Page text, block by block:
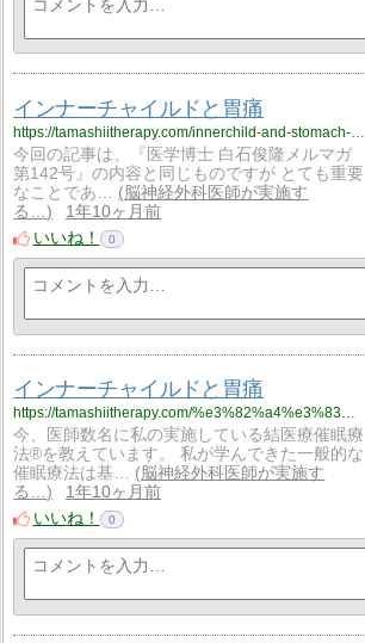
インナーチャイルドと胃痛
https://tamashiitherapy.com/innerchild-and-stomach-pain-5236
今回の記事は、『医学博士 白石俊隆メルマガ
第142号』の内容と同じものですが とても重要
なことであ…
脳神経外科医師が実施す
る…
1年10ヶ月前
いいね！
0
インナーチャイルドと胃痛
https://tamashiitherapy.com/%e3%82%a4%e3%83%b3%e3%83%8a%e3%83%bc%e3%83%81%e3%83%a3%e3%82%a4%e3%83%ab%e3%83%89%e3%81%a8%e8%83%83%e7%97%9b-5236
今、医師数名に私の実施している結医療催眠療
法®︎を教えています。 私が学んできた一般的な
催眠療法は基…
脳神経外科医師が実施す
る…
1年10ヶ月前
いいね！
0